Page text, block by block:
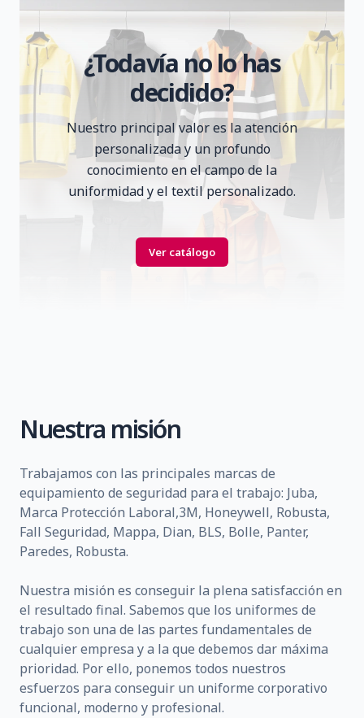
¿Todavía no lo has
decidido?
Nuestro principal valor es la atención
personalizada y un profundo
conocimiento en el campo de la
uniformidad y el textil personalizado.
Ver catálogo
Nuestra misión
Trabajamos con las principales marcas de
equipamiento de seguridad para el trabajo: Juba,
Marca Protección Laboral,3M, Honeywell, Robusta,
Fall Seguridad, Mappa, Dian, BLS, Bolle, Panter,
Paredes, Robusta.
Nuestra misión es conseguir la plena satisfacción en
el resultado final. Sabemos que los uniformes de
trabajo son una de las partes fundamentales de
cualquier empresa y a la que debemos dar máxima
prioridad. Por ello, ponemos todos nuestros
esfuerzos para conseguir un uniforme corporativo
funcional, moderno y profesional.